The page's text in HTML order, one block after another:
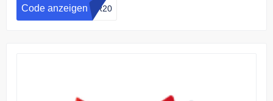
Code anzeigen VR20